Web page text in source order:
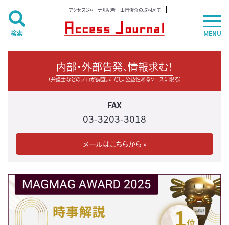
アクセスジャーナル記者 山岡俊介の取材メモ
内部・外部告発、情報求む！
（弁護士などのプロが調査。ただし、公益性あるケースに限る）
FAX
03-3203-3018
メールはこちらから »
MENU
検索